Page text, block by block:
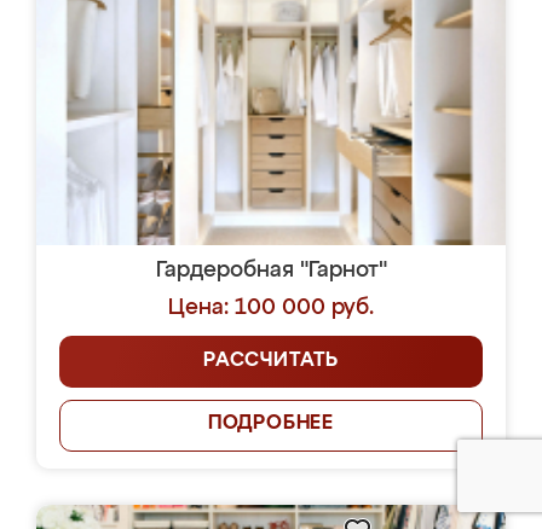
Гардеробная "Гарнот"
Цена: 100 000 руб.
РАССЧИТАТЬ
ПОДРОБНЕЕ